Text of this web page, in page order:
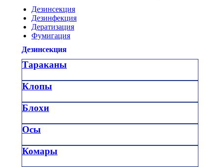
Дезинсекция
Дезинфекция
Дератизация
Фумигация
Дезинсекция
Тараканы
Клопы
Блохи
Осы
Комары